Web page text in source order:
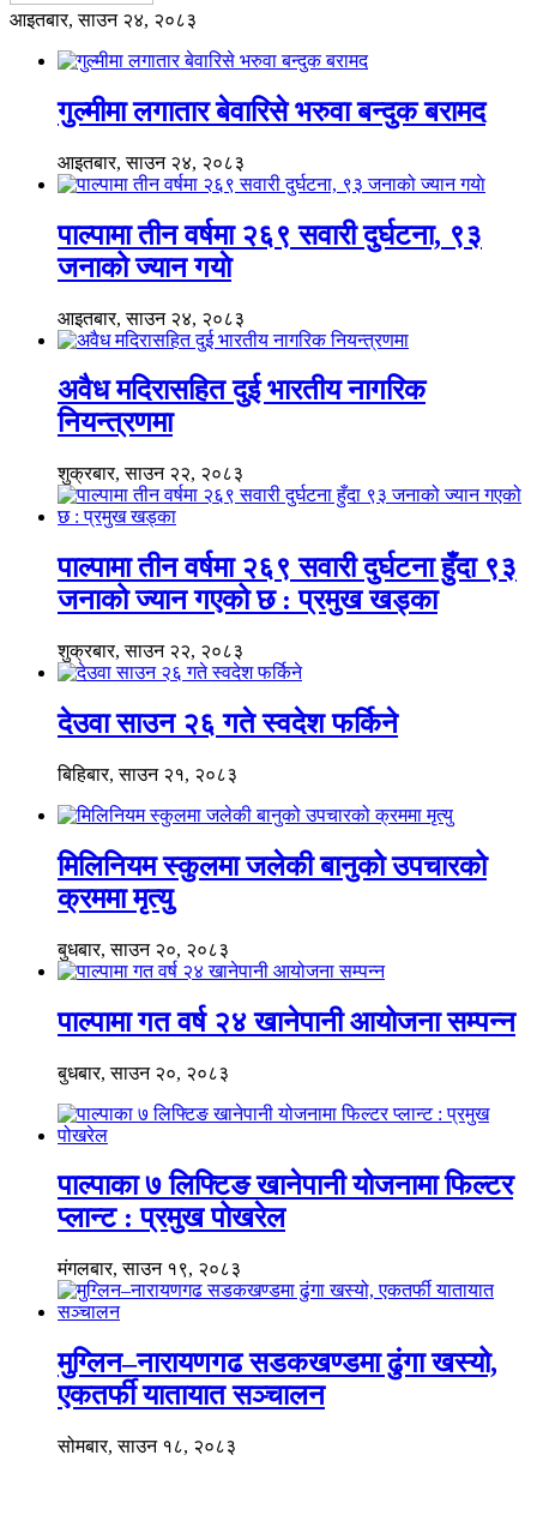
आइतबार, साउन २४, २०८३
गुल्मीमा लगातार बेवारिसे भरुवा बन्दुक बरामद
आइतबार, साउन २४, २०८३
पाल्पामा तीन वर्षमा २६९ सवारी दुर्घटना, ९३
जनाको ज्यान गयाे
आइतबार, साउन २४, २०८३
अवैध मदिरासहित दुई भारतीय नागरिक
नियन्त्रणमा
शुक्रबार, साउन २२, २०८३
पाल्पामा तीन वर्षमा २६९ सवारी दुर्घटना हुँदा ९३
जनाको ज्यान गएको छ : प्रमुख खड्का
शुक्रबार, साउन २२, २०८३
देउवा साउन २६ गते स्वदेश फर्किने
बिहिबार, साउन २१, २०८३
मिलिनियम स्कुलमा जलेकी बानुको उपचारको
क्रममा मृत्यु
बुधबार, साउन २०, २०८३
पाल्पामा गत वर्ष २४ खानेपानी आयोजना सम्पन्न
बुधबार, साउन २०, २०८३
पाल्पाका ७ लिफ्टिङ खानेपानी योजनामा फिल्टर
प्लान्ट : प्रमुख पोखरेल
मंगलबार, साउन १९, २०८३
मुग्लिन–नारायणगढ सडकखण्डमा ढुंगा खस्यो,
एकतर्फी यातायात सञ्चालन
सोमबार, साउन १८, २०८३